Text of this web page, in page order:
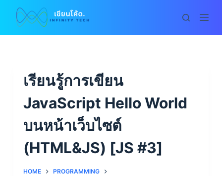
i
เรียนรู้การเขียน
JavaScript Hello World
บนหน้าเว็บไซต์
(HTML&JS) [JS #3]
HOME
PROGRAMMING